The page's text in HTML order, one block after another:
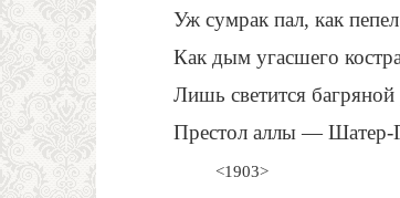
Уж сумрак пал, как
Как дым угасшего
Лишь светится
Престол аллы — Шатер-
<1903>